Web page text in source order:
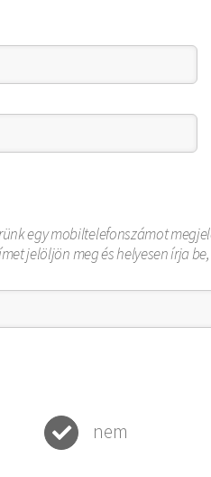
egy mobiltelefonszámot
jelöljön meg és helyesen írja
nem